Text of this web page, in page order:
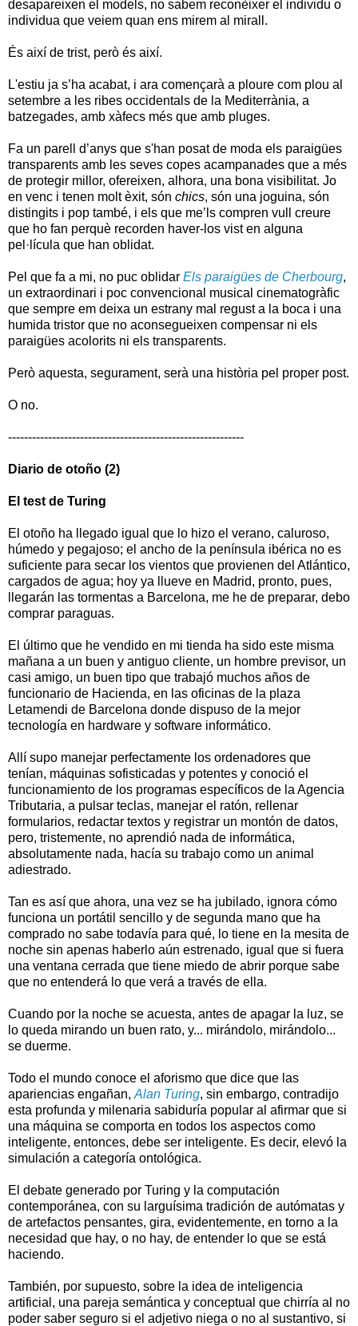
desapareixen el models, no sabem reconèixer el individu o
individua que veiem quan ens mirem al mirall.
És així de trist, però és així.
L'estiu ja s’ha acabat, i ara començarà a ploure com plou al
setembre a les ribes occidentals de la Mediterrània, a
batzegades, amb xàfecs més que amb pluges.
Fa un parell d’anys que s'han posat de moda els paraigües
transparents amb les seves copes acampanades que a més
de protegir millor, ofereixen, alhora, una bona visibilitat. Jo
en venc i tenen molt èxit, són chics, són una joguina, són
distingits i pop també, i els que me’ls compren vull creure
que ho fan perquè recorden haver-los vist en alguna
pel·lícula que han oblidat.
Pel que fa a mi, no puc oblidar Els paraigües de Cherbourg,
un extraordinari i poc convencional musical cinematogràfic
que sempre em deixa un estrany mal regust a la boca i una
humida tristor que no aconsegueixen compensar ni els
paraigües acolorits ni els transparents.
Però aquesta, segurament, serà una història pel proper post.
O no.
-----------------------------------------------------------
Diario de otoño (2)
El test de Turing
El otoño ha llegado igual que lo hizo el verano, caluroso,
húmedo y pegajoso; el ancho de la península ibérica no es
suficiente para secar los vientos que provienen del Atlántico,
cargados de agua; hoy ya llueve en Madrid, pronto, pues,
llegarán las tormentas a Barcelona, me he de preparar, debo
comprar paraguas.
El último que he vendido en mi tienda ha sido este misma
mañana a un buen y antiguo cliente, un hombre previsor, un
casi amigo, un buen tipo que trabajó muchos años de
funcionario de Hacienda, en las oficinas de la plaza
Letamendi de Barcelona donde dispuso de la mejor
tecnología en hardware y software informático.
Allí supo manejar perfectamente los ordenadores que
tenían, máquinas sofisticadas y potentes y conoció el
funcionamiento de los programas específicos de la Agencia
Tributaria, a pulsar teclas, manejar el ratón, rellenar
formularios, redactar textos y registrar un montón de datos,
pero, tristemente, no aprendió nada de informática,
absolutamente nada, hacía su trabajo como un animal
adiestrado.
Tan es así que ahora, una vez se ha jubilado, ignora cómo
funciona un portátil sencillo y de segunda mano que ha
comprado no sabe todavía para qué, lo tiene en la mesita de
noche sin apenas haberlo aún estrenado, igual que si fuera
una ventana cerrada que tiene miedo de abrir porque sabe
que no entenderá lo que verá a través de ella.
Cuando por la noche se acuesta, antes de apagar la luz, se
lo queda mirando un buen rato, y... mirándolo, mirándolo...
se duerme.
Todo el mundo conoce el aforismo que dice que las
apariencias engañan, Alan Turing, sin embargo, contradijo
esta profunda y milenaria sabiduría popular al afirmar que si
una máquina se comporta en todos los aspectos como
inteligente, entonces, debe ser inteligente. Es decir, elevó la
simulación a categoría ontológica.
El debate generado por Turing y la computación
contemporánea, con su larguísima tradición de autómatas y
de artefactos pensantes, gira, evidentemente, en torno a la
necesidad que hay, o no hay, de entender lo que se está
haciendo.
También, por supuesto, sobre la idea de inteligencia
artificial, una pareja semántica y conceptual que chirría al no
poder saber seguro si el adjetivo niega o no al sustantivo, si